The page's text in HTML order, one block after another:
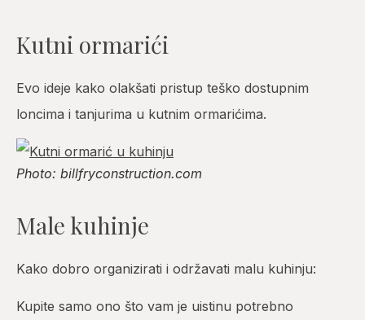
Kutni ormarići
Evo ideje kako olakšati pristup teško dostupnim
loncima i tanjurima u kutnim ormarićima.
Photo: billfryconstruction.com
Male kuhinje
Kako dobro organizirati i održavati malu kuhinju:
Kupite samo ono što vam je uistinu potrebno